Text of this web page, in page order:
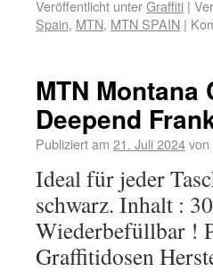
Veröffentlicht unterGraffiti |
Spain, MTN, MTN SPAIN |
MTN
Deepend
Publiziert am 21. Juli 2024von
Ideal für jeder
schwarz. Inhalt :
Wiederbefüllbar !
Graffitidosen